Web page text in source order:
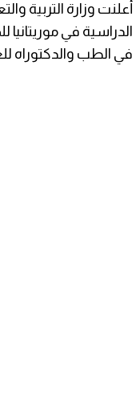
أعلنت وزارة التربية
الدراسية في
في الطب والدكتوراه للعام 2025/2026 في تخصصات